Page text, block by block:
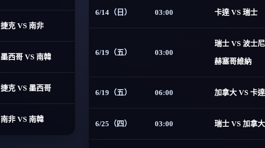
捷克 VS 南非
墨西哥 VS 南韓
捷克 VS 墨西哥
南非 VS 南韓
6/14（日） 03:00 卡達 VS 瑞士
6/19（五） 03:00
瑞士 VS 波士
赫塞哥維納
6/19（五） 06:00 加拿大 VS 卡達
6/25（四） 03:00 瑞士 VS 加拿大